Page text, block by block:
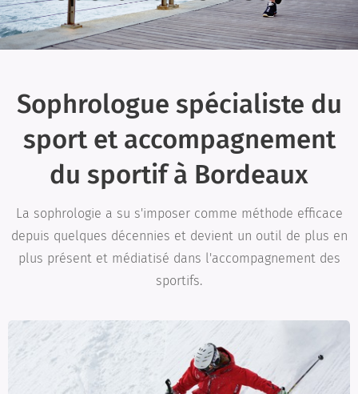
Sophrologue spécialiste du
sport et accompagnement
du sportif à Bordeaux
La sophrologie a su s'imposer comme méthode efficace
depuis quelques décennies et devient un outil de plus en
plus présent et médiatisé dans l'accompagnement des
sportifs.